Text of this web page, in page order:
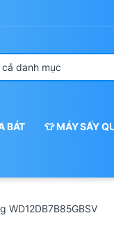
BÁT 👕 MÁY SẤY
WD12DB7B85GBSV